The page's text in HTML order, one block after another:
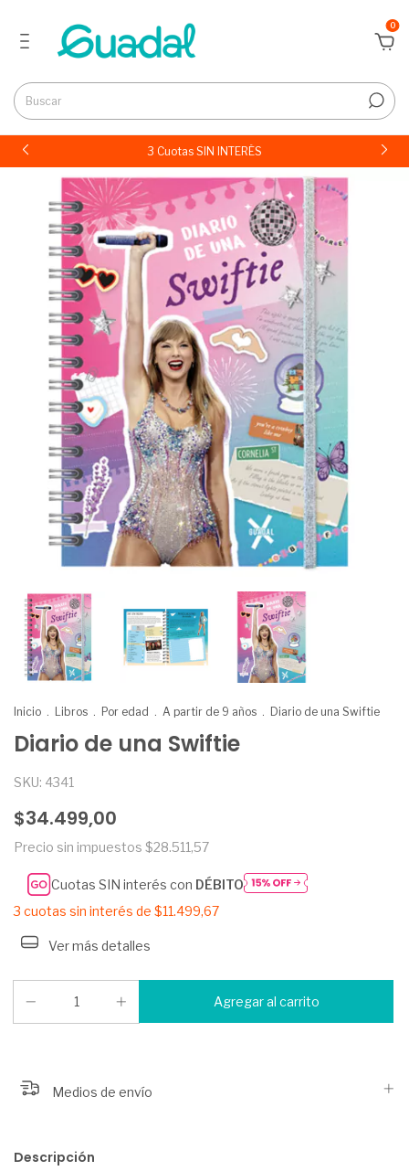
0
3 Cuotas SIN INTERÉS
Inicio . Libros . Por edad . A partir de 9 años . Diario de una Swiftie
Diario de una Swiftie
SKU: 4341
$34.499,00
Precio sin impuestos $28.511,57
Cuotas SIN interés con DÉBITO
3 cuotas sin interés de $11.499,67
Ver más detalles
Medios de envío
Descripción